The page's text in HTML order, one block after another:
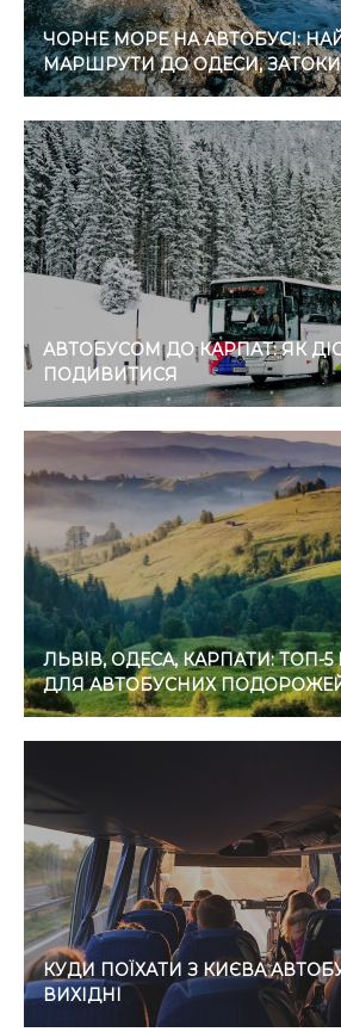
ЧОРНЕ МОРЕ НА АВТОБУСІ:
МАРШРУТИ ДО ОДЕСИ,
АВТОБУСОМ ДО КАРПАТ: ЯК
ПОДИВИТИСЯ
ЛЬВІВ, ОДЕСА, КАРПАТИ: ТОП-
ДЛЯ АВТОБУСНИХ
КУДИ ПОЇХАТИ З КИЄВА
ВИХІДНІ